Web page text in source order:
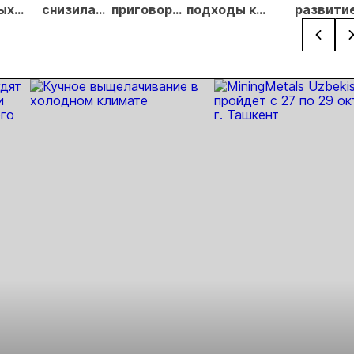
снизилась приговор
кг золота и
серебра на
подходы к
на фоне
реформы
лицензирования
Якутии